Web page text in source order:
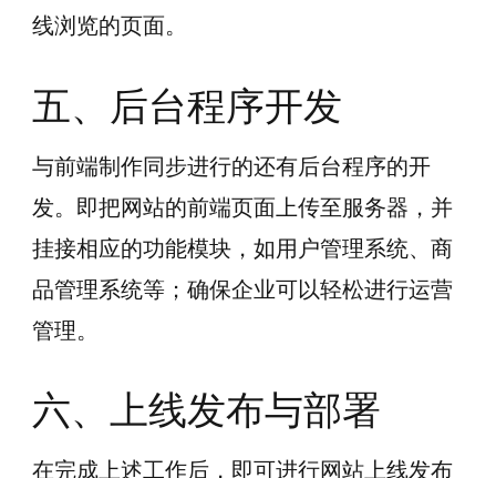
线浏览的页面。
五、后台程序开发
与前端制作同步进行的还有后台程序的开
发。即把网站的前端页面上传至服务器，并
挂接相应的功能模块，如用户管理系统、商
品管理系统等；确保企业可以轻松进行运营
管理。
六、上线发布与部署
在完成上述工作后，即可进行网站上线发布